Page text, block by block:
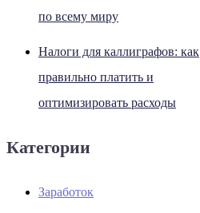
по всему миру
Налоги для каллиграфов: как
правильно платить и
оптимизировать расходы
Категории
Заработок